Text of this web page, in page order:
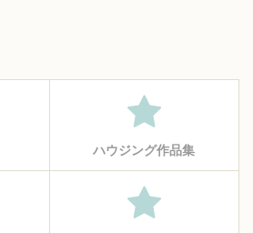
ハウジング作品集